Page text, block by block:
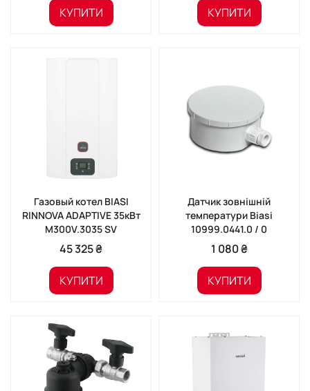
КУПИТИ КУПИТИ
Газовый котел BIASI
RINNOVA ADAPTIVE 35кВт
M300V.3035 SV
45 325 ₴
КУПИТИ
Датчик зовнішній
температури Biasi
10999.0441.0 / 0
1 080 ₴
КУПИТИ